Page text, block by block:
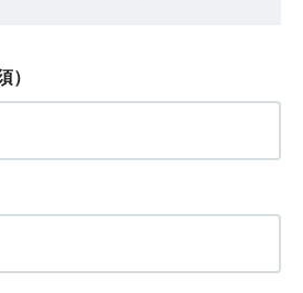
）